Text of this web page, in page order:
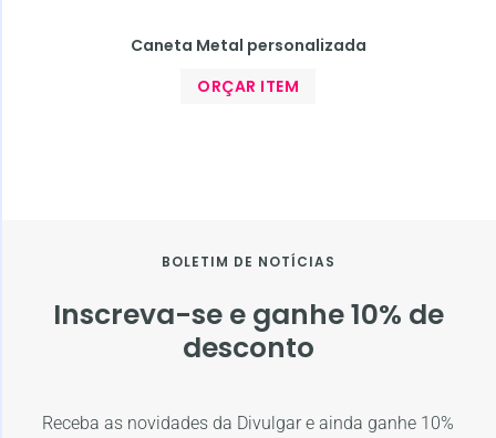
Caneta Metal personalizada
ORÇAR ITEM
BOLETIM DE NOTÍCIAS
Inscreva-se e ganhe 10% de
desconto
Receba as novidades da Divulgar e ainda ganhe 10%